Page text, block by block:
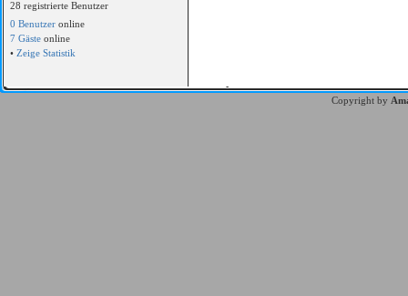
28 registrierte Benutzer
0 Benutzer online
7 Gäste online
• Zeige Statistik
Copyright by